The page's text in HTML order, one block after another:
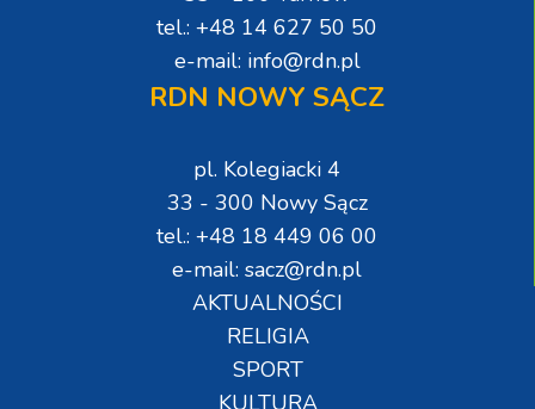
tel.: +48 14 627 50 50
e-mail: info@rdn.pl
RDN NOWY SĄCZ
pl. Kolegiacki 4
33 - 300 Nowy Sącz
tel.: +48 18 449 06 00
e-mail: sacz@rdn.pl
AKTUALNOŚCI
RELIGIA
SPORT
KULTURA